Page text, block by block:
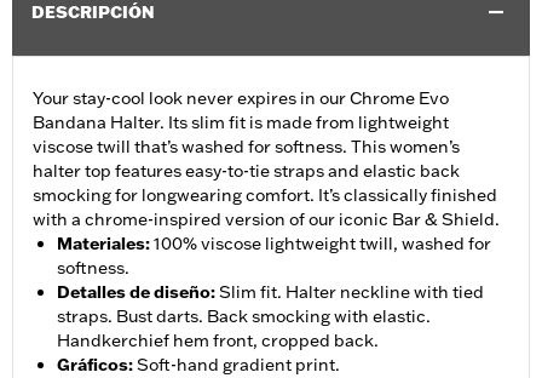
DESCRIPCIÓN
Your stay-cool look never expires in our Chrome Evo
Bandana Halter. Its slim fit is made from lightweight
viscose twill that’s washed for softness. This women’s
halter top features easy-to-tie straps and elastic back
smocking for longwearing comfort. It’s classically finished
with a chrome-inspired version of our iconic Bar & Shield.
Materiales:100% viscose lightweight twill, washed for
softness.
Detalles de diseño:Slim fit. Halter neckline with tied
straps. Bust darts. Back smocking with elastic.
Handkerchief hem front, cropped back.
Gráficos:Soft-hand gradient print.